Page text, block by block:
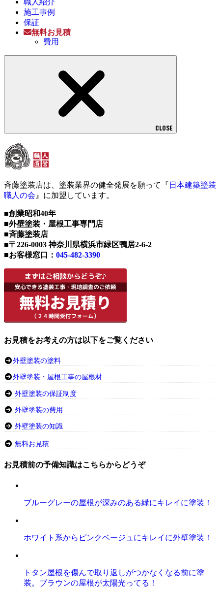
施工事例
保証
無料お見積
費用
CLOSE
斉藤塗装店は、塗装業界の健全発展を願って『 日本建築塗装
職人の会 』に加盟しています。
■創業昭和40年
■外壁塗装・屋根工事専門店
■斉藤塗装店
■〒226-0003 神奈川県横浜市緑区鴨居2-6-2
■お客様窓口： 045-482-3390
お見積をお考えの方は以下をご覧ください
外壁塗装の塗料
外壁塗装・屋根工事の屋根材
外壁塗装の保証制度
外壁塗装の費用
外壁塗装の知識
無料お見積
お見積前の予備知識はこちらからどうぞ
ブルーグレーの屋根が深みのある緑にキレイに塗装！
ホワイト系からピンクベージュにキレイに外壁塗装！
トタン屋根を傷んで取り返しがつかなくなる前に塗
装。ブラウンの屋根が太陽光ってる！